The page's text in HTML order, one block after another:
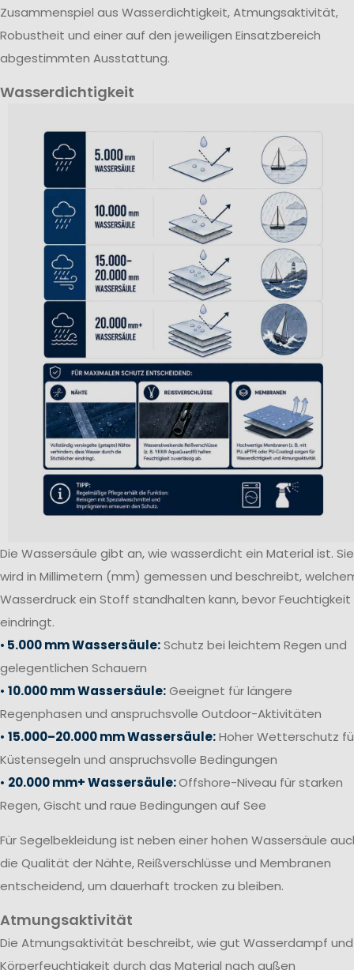
Zusammenspiel aus Wasserdichtigkeit, Atmungsaktivität,
Robustheit und einer auf den jeweiligen Einsatzbereich
abgestimmten Ausstattung.
Wasserdichtigkeit
Die Wassersäule gibt an, wie wasserdicht ein Material ist. Sie
wird in Millimetern (mm) gemessen und beschreibt,
Wasserdruck ein Stoff standhalten kann, bevor Feuchtigkeit
eindringt.
• 5.000 mm Wassersäule:Schutz bei leichtem Regen und
gelegentlichen Schauern
• 10.000 mm Wassersäule:Geeignet für längere
Regenphasen und anspruchsvolle Outdoor-Aktivitäten
• 15.000–20.000 mm Wassersäule:Hoher Wetterschutz
Küstensegeln und anspruchsvolle Bedingungen
• 20.000 mm+ Wassersäule:Offshore-Niveau für starken
Regen, Gischt und raue Bedingungen auf See
Für Segelbekleidung ist neben einer hohen Wassersäule
die Qualität der Nähte, Reißverschlüsse und Membranen
entscheidend, um dauerhaft trocken zu bleiben.
Atmungsaktivität
Die Atmungsaktivität beschreibt, wie gut Wasserdampf und
Körperfeuchtigkeit durch das Material nach außen